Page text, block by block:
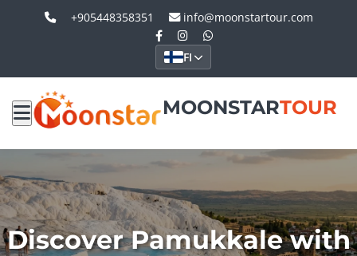
+905448358351 info@moonstartour.com
FI
MOONSTARTOUR
Discover Pamukkale with